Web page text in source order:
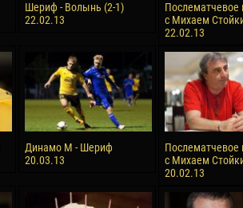
Шериф - Волынь (2-1)
22.02.13
Послематчевое
с Михаем
22.02.13
Динамо М - Шериф
20.03.13
Послематчевое
с Михаем
20.02.13